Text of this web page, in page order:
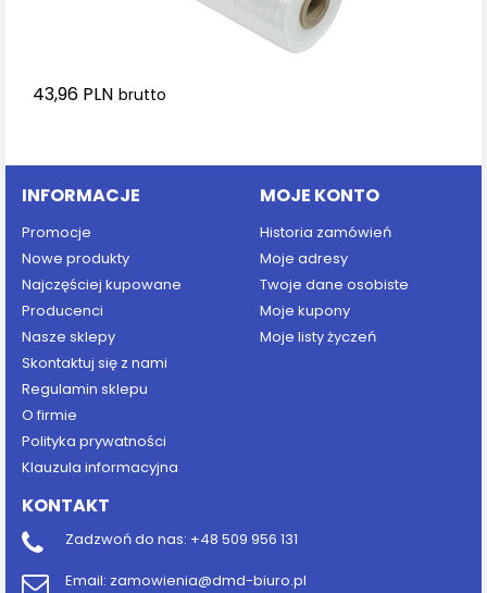
43,96 PLN brutto
INFORMACJE
Promocje
Nowe produkty
Najczęściej kupowane
Producenci
Nasze sklepy
Skontaktuj się z nami
Regulamin sklepu
O firmie
Polityka prywatności
Klauzula informacyjna
MOJE KONTO
Historia zamówień
Moje adresy
Twoje dane osobiste
Moje kupony
Moje listy życzeń
KONTAKT
Zadzwoń do nas: +48 509 956 131
Email: zamowienia@dmd-biuro.pl